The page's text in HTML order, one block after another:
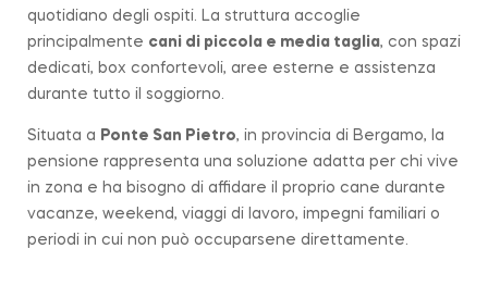
quotidiano degli ospiti. La struttura accoglie
principalmente cani di piccola e media taglia, con spazi
dedicati, box confortevoli, aree esterne e assistenza
durante tutto il soggiorno.
Situata a Ponte San Pietro, in provincia di Bergamo, la
pensione rappresenta una soluzione adatta per chi vive
in zona e ha bisogno di affidare il proprio cane durante
vacanze, weekend, viaggi di lavoro, impegni familiari o
periodi in cui non può occuparsene direttamente.